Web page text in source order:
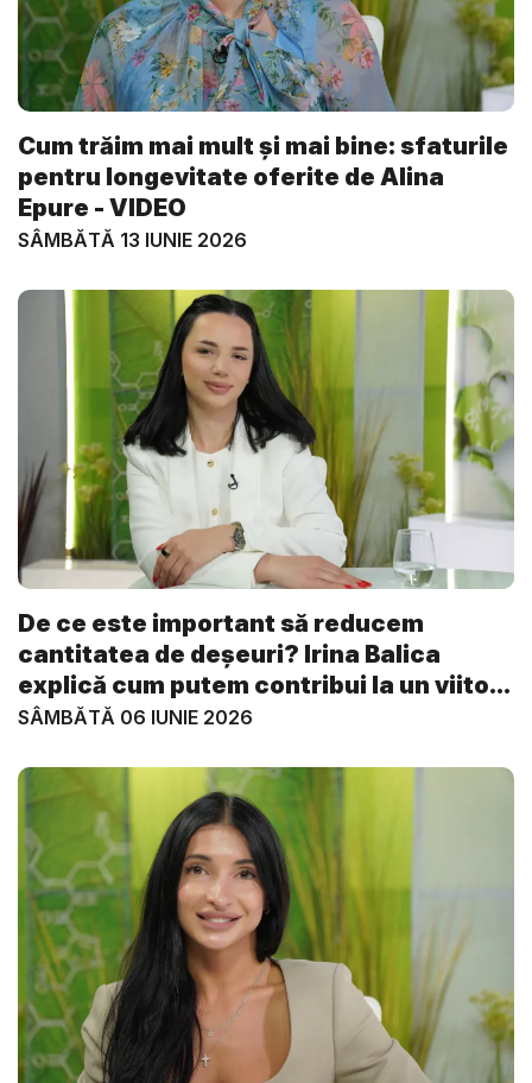
Cum trăim mai mult și mai bine: sfaturile
pentru longevitate oferite de Alina
Epure - VIDEO
SÂMBĂTĂ 13 IUNIE 2026
De ce este important să reducem
cantitatea de deșeuri? Irina Balica
explică cum putem contribui la un viito...
SÂMBĂTĂ 06 IUNIE 2026